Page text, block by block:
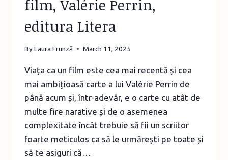
film, Valérie Perrin,
editura Litera
ByLaura Frunză March 11, 2025
Viața ca un film este cea mai recentă și cea
mai ambițioasă carte a lui Valérie Perrin de
până acum și, într-adevăr, e o carte cu atât de
multe fire narative și de o asemenea
complexitate încât trebuie să fii un scriitor
foarte meticulos ca să le urmărești pe toate și
să te asiguri că…